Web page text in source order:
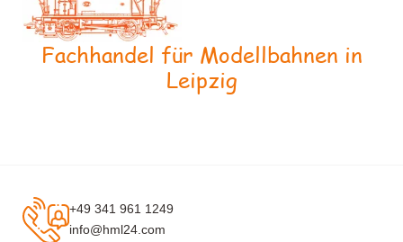
Fachhandel für Modellbahnen in
Leipzig
+49 341 961 1249
info@hml24.com